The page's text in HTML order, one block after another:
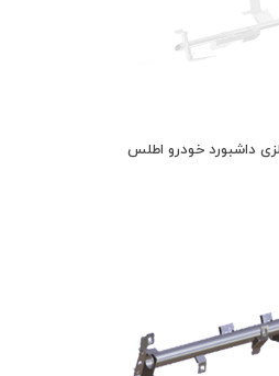
داشبورد خودرو اطلس